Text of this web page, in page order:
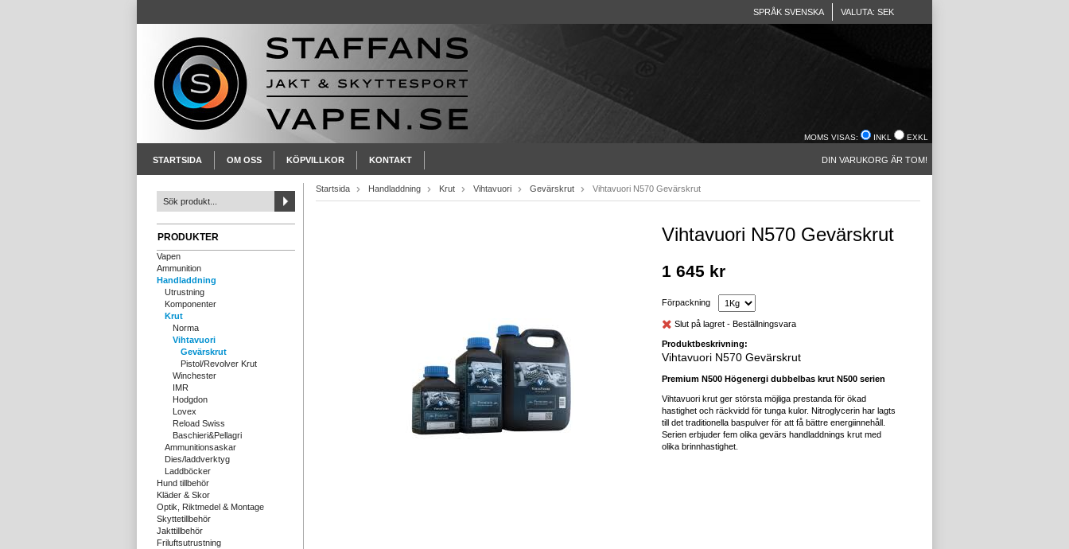
SPRÅK SVENSKA VALUTA: SEK
MOMS VISAS: INKL EXKL
STARTSIDA OM OSS KÖPVILLKOR KONTAKT DIN VARUKORG ÄR TOM!
PRODUKTER
Vapen
Ammunition
Handladdning
Utrustning
Komponenter
Krut
Norma
Vihtavuori
Gevärskrut
Pistol/Revolver Krut
Winchester
IMR
Hodgdon
Lovex
Reload Swiss
Baschieri&Pellagri
Ammunitionsaskar
Dies/laddverktyg
Laddböcker
Hund tillbehör
Kläder & Skor
Optik, Riktmedel & Montage
Skyttetillbehör
Jakttillbehör
Friluftsutrustning
Startsida Handladdning Krut Vihtavuori Gevärskrut Vihtavuori N570 Gevärskrut
Vihtavuori N570 Gevärskrut
1 645 kr
Förpackning
Slut på lagret - Beställningsvara
Produktbeskrivning:
Vihtavuori N570 Gevärskrut
Premium N500 Högenergi dubbelbas krut N500 serien
Vihtavuori krut ger största möjliga prestanda för ökad
hastighet och räckvidd för tunga kulor. Nitroglycerin har lagts
till det traditionella baspulver för att få bättre energiinnehåll.
Serien erbjuder fem olika gevärs handladdnings krut med
olika brinnhastighet.